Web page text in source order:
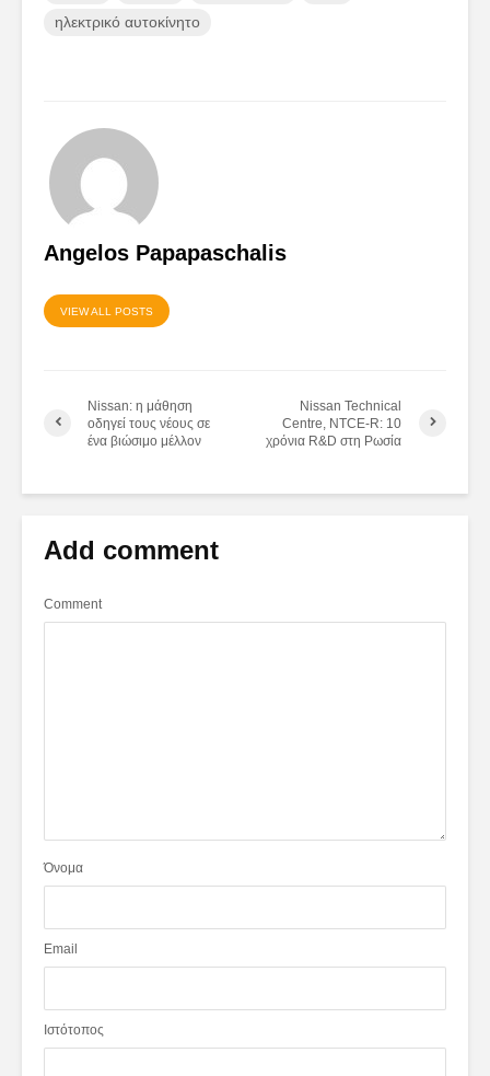
ηλεκτρικό αυτοκίνητο
Angelos Papapaschalis
VIEW ALL POSTS
Nissan: η μάθηση
οδηγεί τους νέους σε
ένα βιώσιμο μέλλον
Nissan Technical
Centre, NTCE-R: 10
χρόνια R&D στη Ρωσία
Add comment
Comment
Όνομα
Email
Ιστότοπος